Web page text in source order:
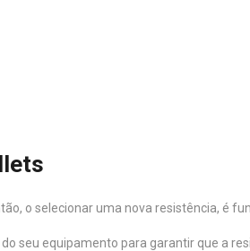
o selecionar uma nova resistência, é
seu equipamento para garantir que a